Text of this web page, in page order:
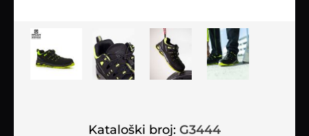
Kataloški broj: G3444